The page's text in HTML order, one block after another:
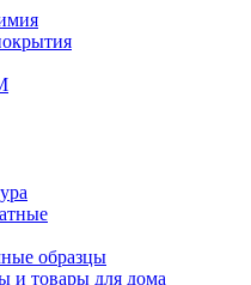
образцы
и товары для дома